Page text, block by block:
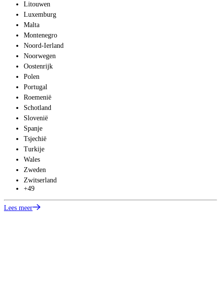
Litouwen
Luxemburg
Malta
Montenegro
Noord-Ierland
Noorwegen
Oostenrijk
Polen
Portugal
Roemenië
Schotland
Slovenië
Spanje
Tsjechië
Turkije
Wales
Zweden
Zwitserland
+49
Lees meer